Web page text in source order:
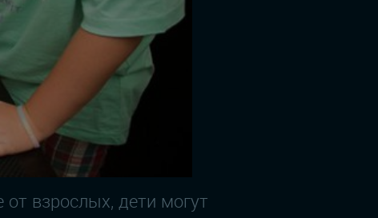
взрослых, дети могут